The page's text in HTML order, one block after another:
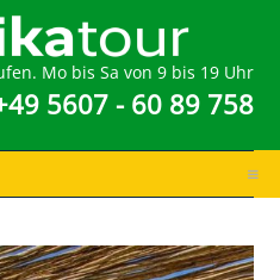
Mo bis Sa von 9 bis 19 Uhr
5607 - 60 89 758